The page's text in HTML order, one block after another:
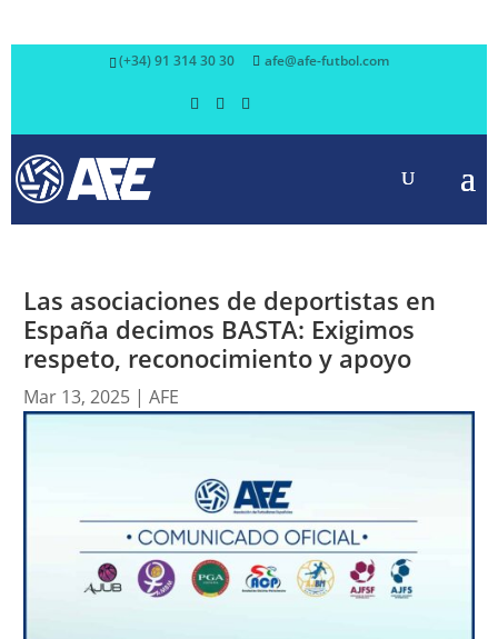
(+34) 91 314 30 30 afe@afe-futbol.com
Las asociaciones de deportistas en
España decimos BASTA: Exigimos
respeto, reconocimiento y apoyo
Mar 13, 2025| AFE